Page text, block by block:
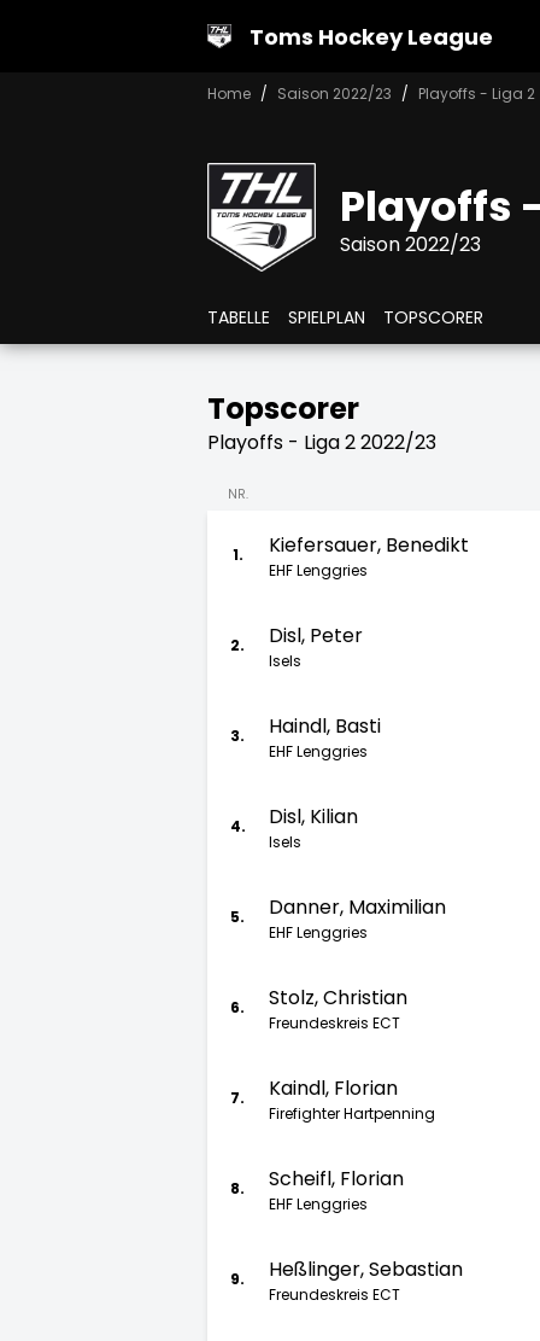
Toms Hockey League
Home Saison 2022/23 Playoffs - Liga 2
Playoffs
Saison 2022/23
TABELLE SPIELPLAN TOPSCORER
Topscorer
Playoffs - Liga 2 2022/23
NR.
1. Kiefersauer, Benedikt
EHF Lenggries
2. Disl, Peter
Isels
3. Haindl, Basti
EHF Lenggries
4. Disl, Kilian
Isels
5. Danner, Maximilian
EHF Lenggries
6. Stolz, Christian
Freundeskreis ECT
7. Kaindl, Florian
Firefighter Hartpenning
8. Scheifl, Florian
EHF Lenggries
9. Heßlinger, Sebastian
Freundeskreis ECT